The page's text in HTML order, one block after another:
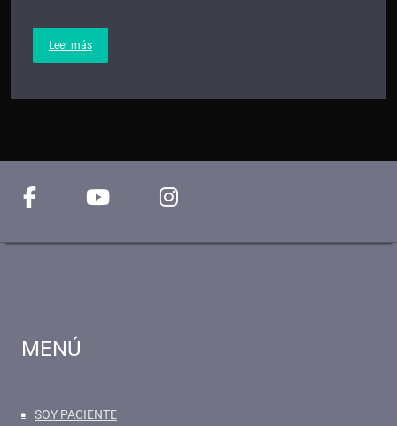
Leer más
MENÚ
SOY PACIENTE